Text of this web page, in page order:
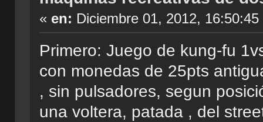
« en: Diciembre 01, 2012, 16:50:45
Primero: Juego de kung-fu
con monedas de 25pts
, sin pulsadores, segun
una voltera, patada , del